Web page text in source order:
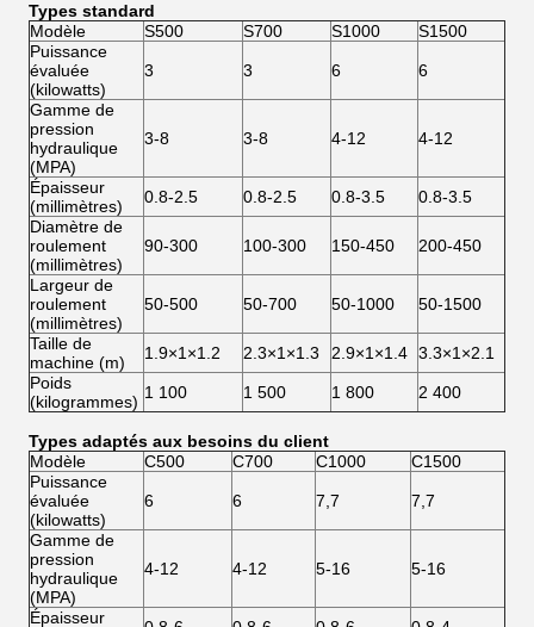
Types standard
Modèle
S500 S700 S1000
S1500
Puissance
évaluée
(kilowatts)
3 3 6 6
Gamme de
pression
hydraulique
(MPA)
3-8 3-8 4-12 4-12
Épaisseur
(millimètres)
0.8-2.5 0.8-2.5 0.8-3.5
0.8-3.5
Diamètre de
roulement
(millimètres)
90-300 100-300 150-450 200-450
Largeur de
roulement
(millimètres)
50-500 50-700 50-1000 50-1500
Taille de
machine (m)
1.9×1×1.2 2.3×1×1.3 2.9×1×1.4 3.3×1×2.1
Poids
(kilogrammes) 1 100 1 500 1 800 2 400
Types adaptés aux besoins du client
Modèle
C500 C700 C1000
C1500
Puissance
évaluée
(kilowatts)
6 6 7,7 7,7
Gamme de
pression
hydraulique
(MPA)
4-12 4-12 5-16 5-16
Épaisseur